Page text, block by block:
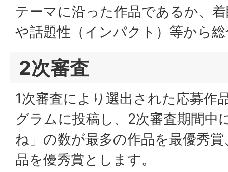
テーマに沿った作品であるか、
や話題性（インパクト）等から
2次審査
1次審査により選出された応募作
グラムに投稿し、2次審査期間中
ね」の数が最多の作品を最優秀
品を優秀賞とします。